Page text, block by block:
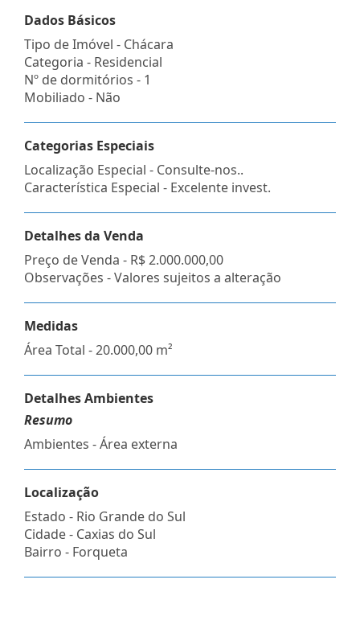
Dados Básicos
Tipo de Imóvel - Chácara
Categoria - Residencial
Nº de dormitórios - 1
Mobiliado - Não
Categorias Especiais
Localização Especial - Consulte-nos..
Característica Especial - Excelente invest.
Detalhes da Venda
Preço de Venda - R$ 2.000.000,00
Observações - Valores sujeitos a alteração
Medidas
Área Total - 20.000,00 m²
Detalhes Ambientes
Resumo
Ambientes - Área externa
Localização
Estado - Rio Grande do Sul
Cidade - Caxias do Sul
Bairro - Forqueta